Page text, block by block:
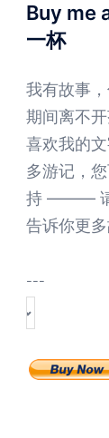
Buy me
一杯
我有故事
期间离不
喜欢我的
多游记，
持 ——— 请
告诉你更多
---